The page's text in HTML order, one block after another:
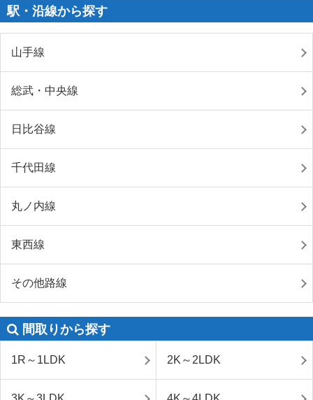
駅・沿線から探す
山手線
総武・中央線
日比谷線
千代田線
丸ノ内線
東西線
その他路線
間取りから探す
1R～1LDK 2K～2LDK